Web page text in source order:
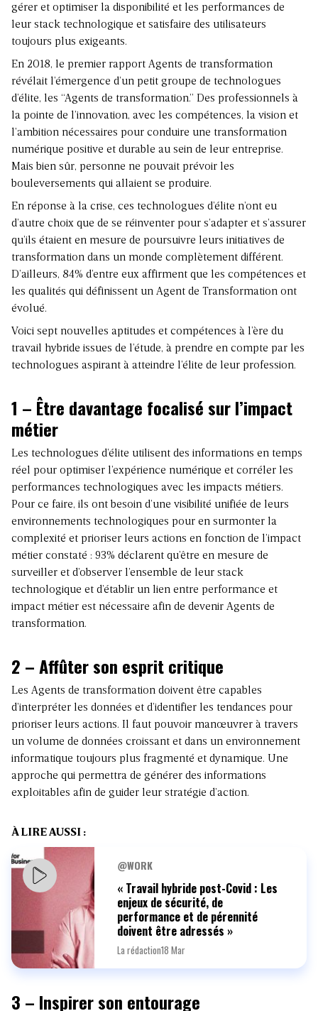
gérer et optimiser la disponibilité et les performances de
leur stack technologique et satisfaire des utilisateurs
toujours plus exigeants.
En 2018, le premier rapport Agents de transformation
révélait l’émergence d’un petit groupe de technologues
d’élite, les “Agents de transformation.” Des professionnels à
la pointe de l’innovation, avec les compétences, la vision et
l’ambition nécessaires pour conduire une transformation
numérique positive et durable au sein de leur entreprise.
Mais bien sûr, personne ne pouvait prévoir les
bouleversements qui allaient se produire.
En réponse à la crise, ces technologues d’élite n’ont eu
d’autre choix que de se réinventer pour s’adapter et s’assurer
qu’ils étaient en mesure de poursuivre leurs initiatives de
transformation dans un monde complètement différent.
D’ailleurs, 84% d’entre eux affirment que les compétences et
les qualités qui définissent un Agent de Transformation ont
évolué.
Voici sept nouvelles aptitudes et compétences à l’ère du
travail hybride issues de l’étude, à prendre en compte par les
technologues aspirant à atteindre l’élite de leur profession.
1 – Être davantage focalisé sur l’impact
métier
Les technologues d’élite utilisent des informations en temps
réel pour optimiser l’expérience numérique et corréler les
performances technologiques avec les impacts métiers.
Pour ce faire, ils ont besoin d’une visibilité unifiée de leurs
environnements technologiques pour en surmonter la
complexité et prioriser leurs actions en fonction de l’impact
métier constaté : 93% déclarent qu’être en mesure de
surveiller et d’observer l’ensemble de leur stack
technologique et d’établir un lien entre performance et
impact métier est nécessaire afin de devenir Agents de
transformation.
2 – Affûter son esprit critique
Les Agents de transformation doivent être capables
d’interpréter les données et d’identifier les tendances pour
prioriser leurs actions. Il faut pouvoir manœuvrer à travers
un volume de données croissant et dans un environnement
informatique toujours plus fragmenté et dynamique. Une
approche qui permettra de générer des informations
exploitables afin de guider leur stratégie d’action.
À LIRE AUSSI :
@WORK
« Travail hybride post-Covid : Les
enjeux de sécurité, de
performance et de pérennité
doivent être adressés »
La rédaction18 Mar
3 – Inspirer son entourage